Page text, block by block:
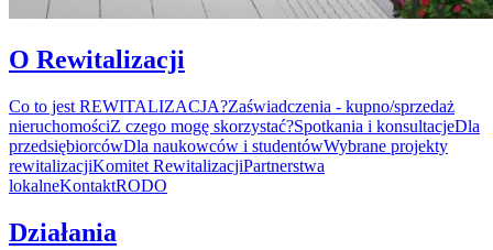
O Rewitalizacji
Co to jest REWITALIZACJA?Zaświadczenia - kupno/sprzedaż
nieruchomościZ czego mogę skorzystać?Spotkania i konsultacjeDla
przedsiębiorcówDla naukowców i studentówWybrane projekty
rewitalizacjiKomitet RewitalizacjiPartnerstwa
lokalneKontaktRODO
Działania